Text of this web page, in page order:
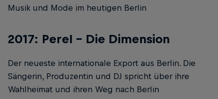
Musik und Mode im heutigen Berlin
2017: Perel – Die Dimension
Der neueste internationale Export aus Berlin. Die
Sängerin, Produzentin und DJ spricht über ihre
Wahlheimat und ihren Weg nach Berlin